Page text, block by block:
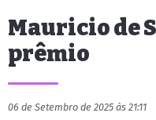
Mauricio de
prêmio
06 de Setembro de 2025 às 21:11